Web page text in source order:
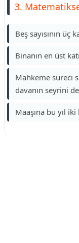
3.
Beş sayısının üç
Binanın en üst
Mahkeme süreci
davanın seyrini
Maaşına bu yıl